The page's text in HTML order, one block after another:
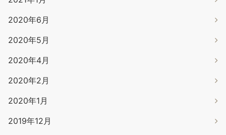
2020年6月
2020年5月
2020年4月
2020年2月
2020年1月
2019年12月